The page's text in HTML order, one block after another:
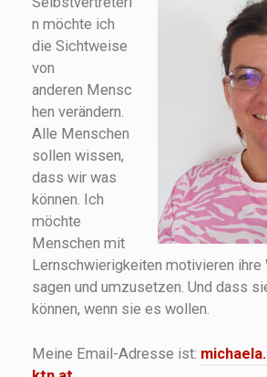
n möchte ich
die Sichtweise
von
anderen Mensc
hen verändern.
Alle Menschen
sollen wissen,
dass wir was
können. Ich
möchte
Menschen mit
Lernschwierigkeiten motivieren ihre
sagen und umzusetzen. Und dass
können, wenn sie es wollen.
Meine Email-Adresse ist: